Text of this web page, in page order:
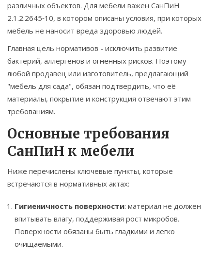
различных объектов. Для мебели важен СанПиН
2.1.2.2645‑10, в котором описаны условия, при которых
мебель не наносит вреда здоровью людей.
Главная цель нормативов - исключить развитие
бактерий, аллергенов и огненных рисков. Поэтому
любой продавец или изготовитель, предлагающий
"мебель для сада", обязан подтвердить, что её
материалы, покрытие и конструкция отвечают этим
требованиям.
Основные требования
СанПиН к мебели
Ниже перечислены ключевые пункты, которые
встречаются в нормативных актах:
Гигиеничность поверхности: материал не должен
впитывать влагу, поддерживая рост микробов.
Поверхности обязаны быть гладкими и легко
очищаемыми.